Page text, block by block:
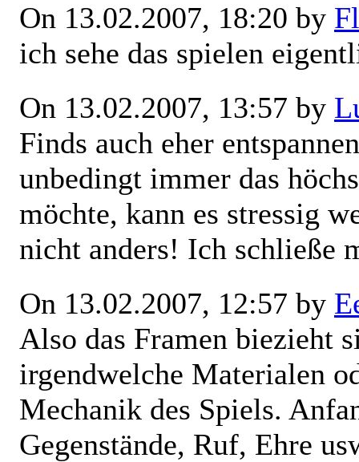
On 13.02.2007, 18:20 by
ich sehe das spielen
On 13.02.2007, 13:57 by
Finds auch eher
unbedingt immer das
möchte, kann es stressig
nicht anders! Ich schließe
On 13.02.2007, 12:57 by
Also das Framen biezieht
irgendwelche Materialen
Mechanik des Spiels.
Gegenstände, Ruf, Ehre